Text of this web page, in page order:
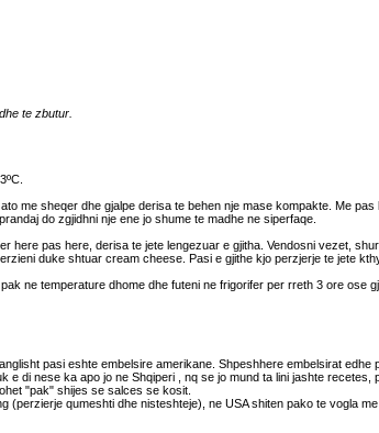
te zbutur.
me sheqer dhe gjalpe derisa te behen nje mase kompakte. Me
do zgjidhni nje ene jo shume te madhe ne siperfaqe.
here pas here, derisa te jete lengezuar e gjitha. Vendosni vezet,
duke shtuar cream cheese. Pasi e gjithe kjo perzjerje te jete
ne temperature dhome dhe futeni ne frigorifer per rreth 3 ore
pasi eshte embelsire amerikane. Shpeshhere embelsirat edhe
e di nese ka apo jo ne Shqiperi , nq se jo mund ta lini jashte recetes,
"pak" shijes se salces se kosit.
(perzierje qumeshti dhe nisteshteje), ne USA shiten pako te vogla